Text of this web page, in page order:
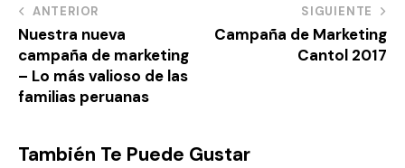
ANTERIOR
Nuestra nueva
campaña de marketing
– Lo más valioso de las
familias peruanas
SIGUIENTE
Campaña de Marketing
Cantol 2017
También Te Puede Gustar